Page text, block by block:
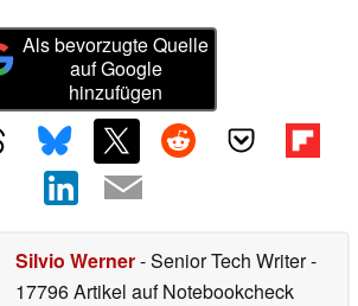
Als bevorzugte Quelle
auf Google
hinzufügen
Silvio Werner- Senior Tech Writer-
17796 Artikel auf Notebookcheck